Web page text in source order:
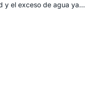
y el exceso de agua ya